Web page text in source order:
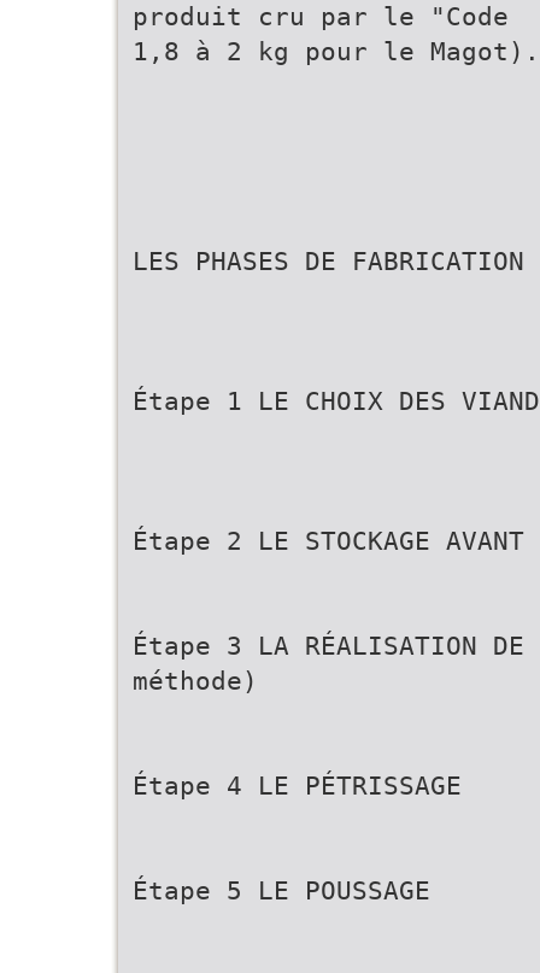
produit cru par le "Code
1,8 à 2 kg pour le Magot).
LES PHASES DE FABRICATION
Étape 1 LE CHOIX DES
Étape 2 LE STOCKAGE
Étape 3 LA RÉALISATION
méthode)
Étape 4 LE PÉTRISSAGE
Étape 5 LE POUSSAGE